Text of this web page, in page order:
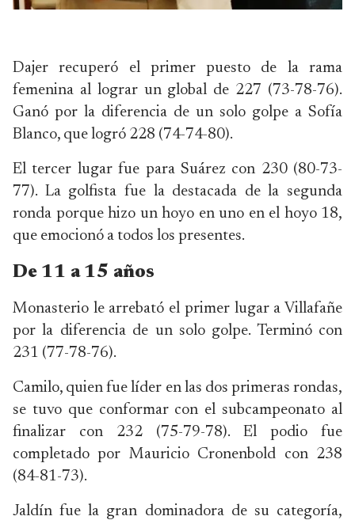
Dajer recuperó el primer puesto de la rama
femenina al lograr un global de 227 (73-78-76).
Ganó por la diferencia de un solo golpe a Sofía
Blanco, que logró 228 (74-74-80).
El tercer lugar fue para Suárez con 230 (80-73-
77). La golfista fue la destacada de la segunda
ronda porque hizo un hoyo en uno en el hoyo 18,
que emocionó a todos los presentes.
De 11 a 15 años
Monasterio le arrebató el primer lugar a Villafañe
por la diferencia de un solo golpe. Terminó con
231 (77-78-76).
Camilo, quien fue líder en las dos primeras rondas,
se tuvo que conformar con el subcampeonato al
finalizar con 232 (75-79-78). El podio fue
completado por Mauricio Cronenbold con 238
(84-81-73).
Jaldín fue la gran dominadora de su categoría,